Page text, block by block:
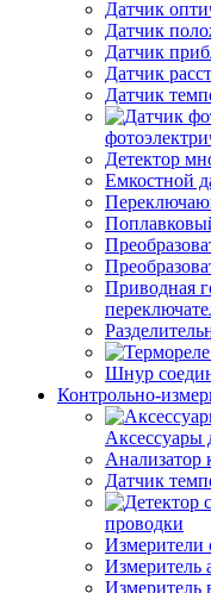
Датчик
Датчик
Датчик
Датчик
Датчик
Детектор
Емкостной
Приводная
Шнур
Контрольно-
Аксессуары
Анализатор
Датчик
проводки
Измерители
Измеритель
Измеритель